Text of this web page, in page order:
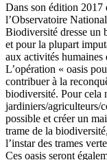
Dans son édition 2017
l’Observatoire
Biodiversité dresse un
et pour la plupart
aux activités
L’opération « oasis
contribuer à la
biodiversité. Pour cela
jardiniers/agriculteurs/
possible et créer un
trame de la
l’instar des trames
Ces oasis seront